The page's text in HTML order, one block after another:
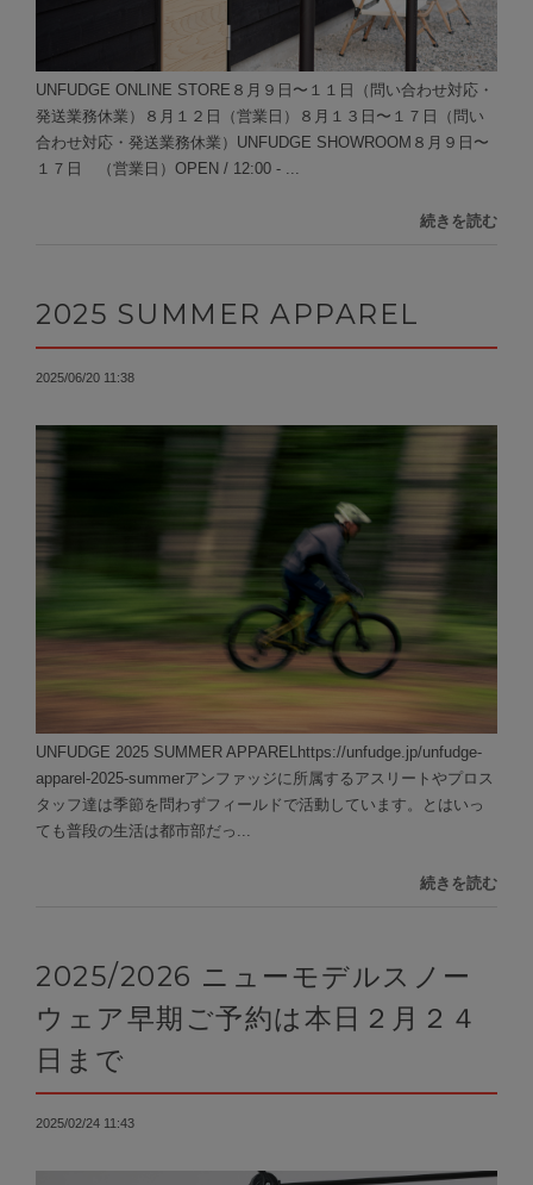
UNFUDGE ONLINE STORE８月９日〜１１日（問い合わせ対応・
発送業務休業）８月１２日（営業日）８月１３日〜１７日（問い
合わせ対応・発送業務休業）UNFUDGE SHOWROOM８月９日〜
１７日 （営業日）OPEN / 12:00 - ...
続きを読む
2025 SUMMER APPAREL
2025/06/20 11:38
UNFUDGE 2025 SUMMER APPARELhttps://unfudge.jp/unfudge-
apparel-2025-summerアンファッジに所属するアスリートやプロス
タッフ達は季節を問わずフィールドで活動しています。とはいっ
ても普段の生活は都市部だっ...
続きを読む
2025/2026 ニューモデルスノー
ウェア早期ご予約は本日２月２４
日まで
2025/02/24 11:43